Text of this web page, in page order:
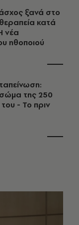
ξανά στο
κατά
νέα
ηθοποιού
της 250
- Το πριν